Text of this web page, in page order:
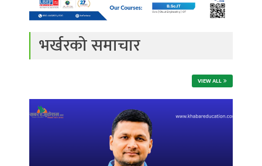
भर्खरको समाचार
VIEW ALL